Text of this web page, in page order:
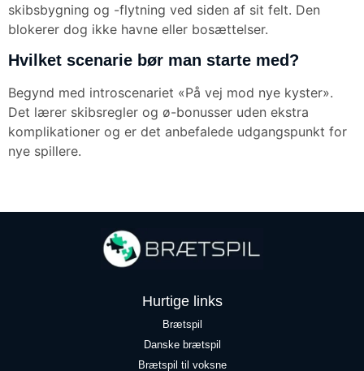
skibsbygning og -flytning ved siden af sit felt. Den
blokerer dog ikke havne eller bosættelser.
Hvilket scenarie bør man starte med?
Begynd med introscenariet «På vej mod nye kyster».
Det lærer skibsregler og ø-bonusser uden ekstra
komplikationer og er det anbefalede udgangspunkt for
nye spillere.
Hurtige links
Brætspil
Danske brætspil
Brætspil til voksne